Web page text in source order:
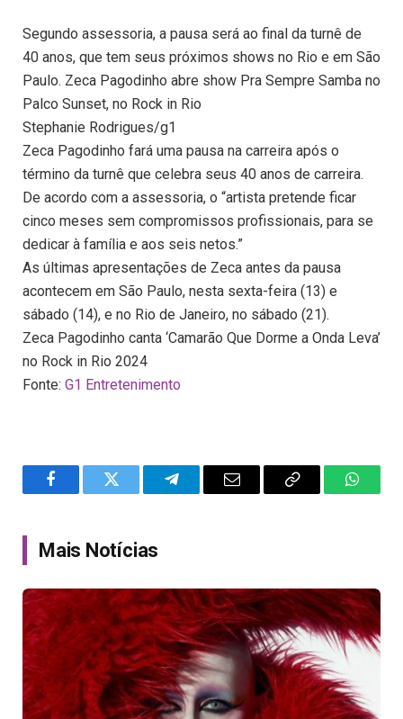
Segundo assessoria, a pausa será ao final da turnê de
40 anos, que tem seus próximos shows no Rio e em São
Paulo. Zeca Pagodinho abre show Pra Sempre Samba no
Palco Sunset, no Rock in Rio
Stephanie Rodrigues/g1
Zeca Pagodinho fará uma pausa na carreira após o
término da turnê que celebra seus 40 anos de carreira.
De acordo com a assessoria, o “artista pretende ficar
cinco meses sem compromissos profissionais, para se
dedicar à família e aos seis netos.”
As últimas apresentações de Zeca antes da pausa
acontecem em São Paulo, nesta sexta-feira (13) e
sábado (14), e no Rio de Janeiro, no sábado (21).
Zeca Pagodinho canta ‘Camarão Que Dorme a Onda Leva’
no Rock in Rio 2024
Fonte: G1 Entretenimento
FacebookTwitter TelegramEmail
Copy
Mais Notícias